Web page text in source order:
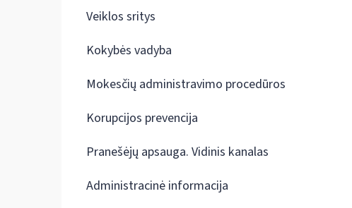
Veiklos sritys
Kokybės vadyba
Mokesčių administravimo procedūros
Korupcijos prevencija
Pranešėjų apsauga. Vidinis kanalas
Administracinė informacija